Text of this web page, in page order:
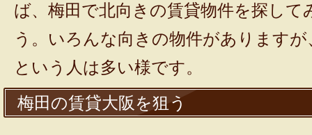
ば、梅田で北向きの賃貸物件を探し
う。いろんな向きの物件があります
という人は多い様です。
梅田の賃貸大阪を狙う